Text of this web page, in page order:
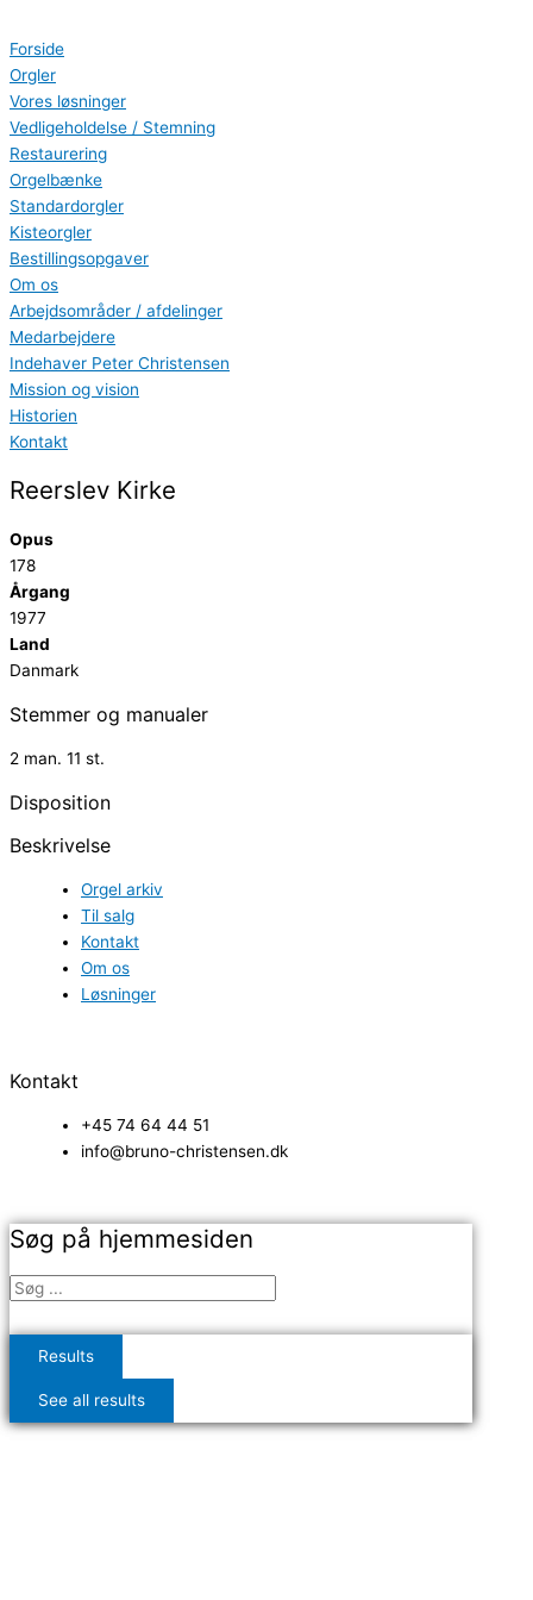
Forside
Orgler
Vores løsninger
Vedligeholdelse / Stemning
Restaurering
Orgelbænke
Standardorgler
Kisteorgler
Bestillingsopgaver
Om os
Arbejdsområder / afdelinger
Medarbejdere
Indehaver Peter Christensen
Mission og vision
Historien
Kontakt
Reerslev Kirke
Opus
178
Årgang
1977
Land
Danmark
Stemmer og manualer
2 man. 11 st.
Disposition
Beskrivelse
Orgel arkiv
Til salg
Kontakt
Om os
Løsninger
Kontakt
+45 74 64 44 51
info@bruno-christensen.dk
Søg på hjemmesiden
Results
See all results